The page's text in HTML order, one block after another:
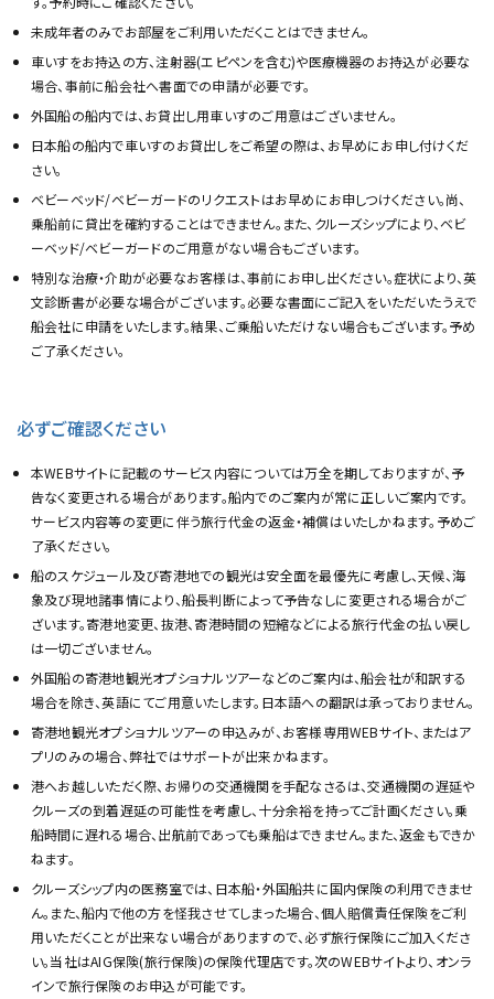
未成年者のみでお部屋をご利用いただくことはできません。
車いすをお持込の方、注射器(エピペンを含む)や医療機器のお持込が必要な
場合、事前に船会社へ書面での申請が必要です。
外国船の船内では、お貸出し用車いすのご用意はございません。
日本船の船内で車いすのお貸出しをご希望の際は、お早めにお申し付けくだ
さい。
ベビーベッド/ベビーガードのリクエストはお早めにお申しつけください。尚、
乗船前に貸出を確約することはできません。また、クルーズシップにより、ベビ
ーベッド/ベビーガードのご用意がない場合もございます。
特別な治療・介助が必要なお客様は、事前にお申し出ください。症状により、英
文診断書が必要な場合がございます。必要な書面にご記入をいただいたうえで
船会社に申請をいたします。結果、ご乗船いただけない場合もございます。予め
ご了承ください。
必ずご確認ください
本WEBサイトに記載のサービス内容については万全を期しておりますが、予
告なく変更される場合があります。船内でのご案内が常に正しいご案内です。
サービス内容等の変更に伴う旅行代金の返金・補償はいたしかねます。予めご
了承ください。
船のスケジュール及び寄港地での観光は安全面を最優先に考慮し、天候、海
象及び現地諸事情により、船長判断によって予告なしに変更される場合がご
ざいます。寄港地変更、抜港、寄港時間の短縮などによる旅行代金の払い戻し
は一切ございません。
外国船の寄港地観光オプショナルツアーなどのご案内は、船会社が和訳する
場合を除き、英語にてご用意いたします。日本語への翻訳は承っておりません。
寄港地観光オプショナルツアーの申込みが、お客様専用WEBサイト、またはア
プリのみの場合、弊社ではサポートが出来かねます。
港へお越しいただく際、お帰りの交通機関を手配なさるは、交通機関の遅延や
クルーズの到着遅延の可能性を考慮し、十分余裕を持ってご計画ください。乗
船時間に遅れる場合、出航前であっても乗船はできません。また、返金もできか
ねます。
クルーズシップ内の医務室では、日本船・外国船共に国内保険の利用できませ
ん。また、船内で他の方を怪我させてしまった場合、個人賠償責任保険をご利
用いただくことが出来ない場合がありますので、必ず旅行保険にご加入くださ
い。当社はAIG保険(旅行保険)の保険代理店です。次のWEBサイトより、オンラ
インで旅行保険のお申込が可能です。